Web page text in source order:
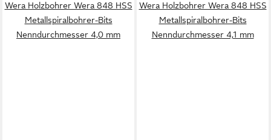
Wera Holzbohrer Wera 848 HSS
Metallspiralbohrer-Bits
Nenndurchmesser 4,0 mm
Wera Holzbohrer Wera 848 HSS
Metallspiralbohrer-Bits
Nenndurchmesser 4,1 mm